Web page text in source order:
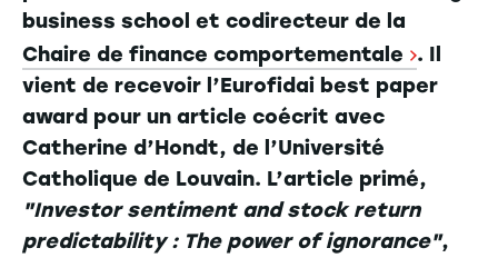
business school et codirecteur de la
Chaire de finance comportementale
. Il
vient de recevoir l’Eurofidai best paper
award pour un article coécrit avec
Catherine d’Hondt, de l’Université
Catholique de Louvain. L’article primé,
"Investor sentiment and stock return
predictability : The power of ignorance",